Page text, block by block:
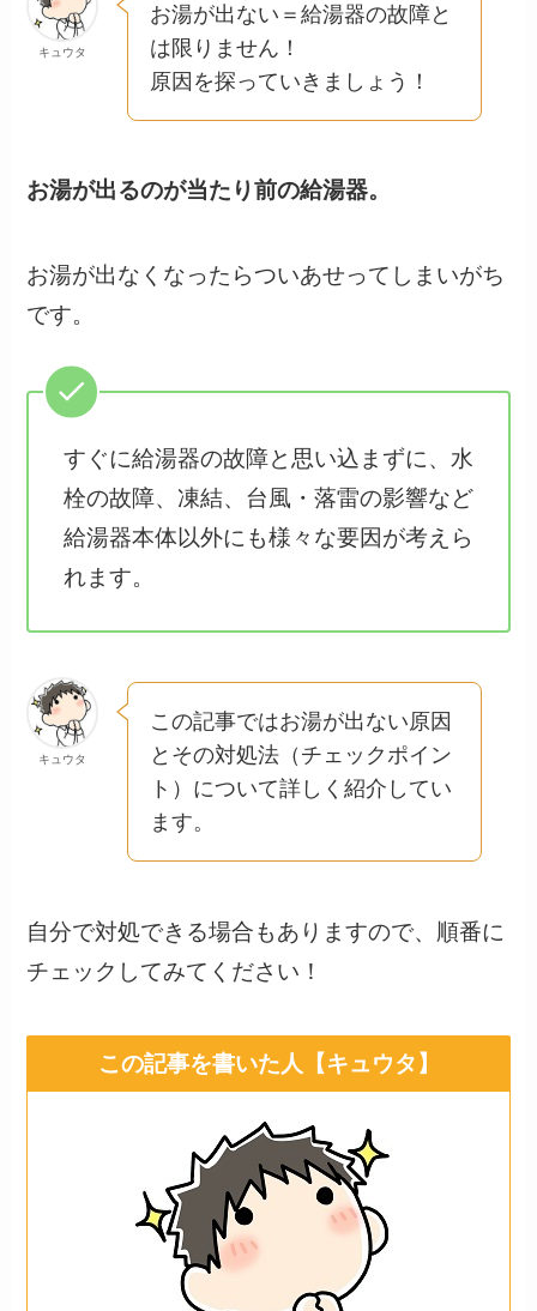
キュウタ
お湯が出ない＝給湯器の故障と
は限りません！
原因を探っていきましょう！
お湯が出るのが当たり前の給湯器。
お湯が出なくなったらついあせってしまいがち
です。
すぐに給湯器の故障と思い込まずに、水
栓の故障、凍結、台風・落雷の影響など
給湯器本体以外にも様々な要因が考えら
れます。
キュウタ
この記事ではお湯が出ない原因
とその対処法（チェックポイン
ト）について詳しく紹介してい
ます。
自分で対処できる場合もありますので、順番に
チェックしてみてください！
この記事を書いた人【キュウタ】